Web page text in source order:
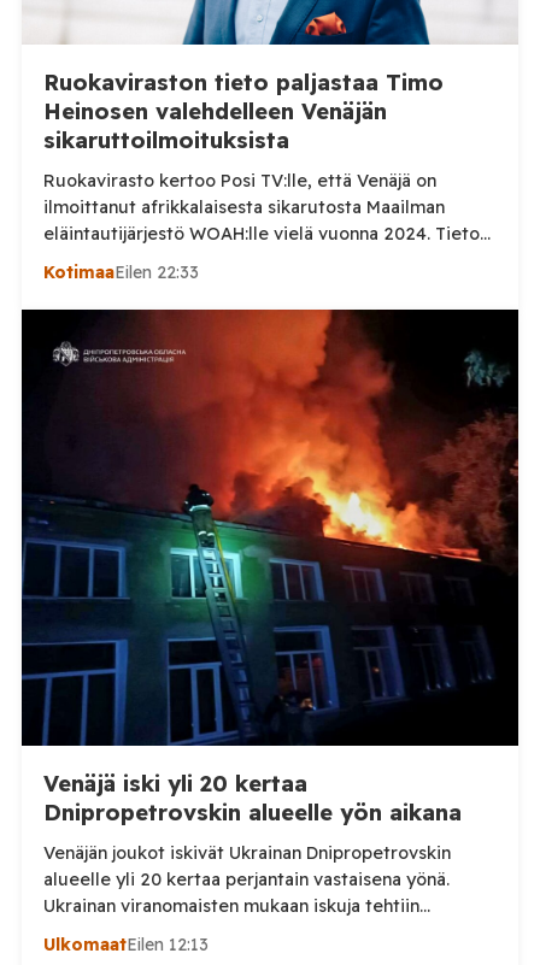
Ruokaviraston tieto paljastaa Timo
Heinosen valehdelleen Venäjän
sikaruttoilmoituksista
Ruokavirasto kertoo Posi TV:lle, että Venäjä on
ilmoittanut afrikkalaisesta sikarutosta Maailman
eläintautijärjestö WOAH:lle vielä vuonna 2024. Tieto
haastaa kokoomuksen kansanedustaja Timo Heinosen
sikaruttoilmoituksista. Suomi on puolestaan
ilmoittanut tuoreesta Virolahden tapauksesta sekä
WOAH:n kautta että suoraan Venäjän
eläinlääkintäviranomaisille. Ruokavirasto kertoi Posi
TV:lle tarkempia tietoja Suomen ensimmäisestä
afrikkalaisen sikaruton tapauksesta sekä
eläintautitietojen vaihdosta […]
KotimaaEilen 22:33
Venäjä iski yli 20 kertaa
Dnipropetrovskin alueelle yön aikana
Venäjän joukot iskivät Ukrainan Dnipropetrovskin
alueelle yli 20 kertaa perjantain vastaisena yönä.
Ukrainan viranomaisten mukaan iskuja tehtiin
drooneilla ja tykistöllä viidelle eri alueelle.
UlkomaatEilen 12:13